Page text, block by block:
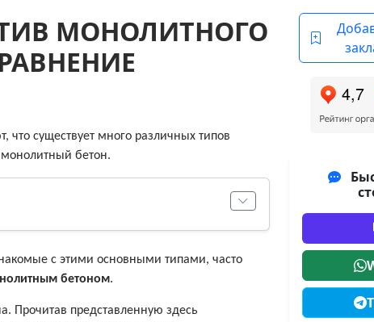
МОНОЛИТНОГО
существует много различных типов
бетон.
с этими основными типами, часто
бетоном.
Прочитав представленную здесь